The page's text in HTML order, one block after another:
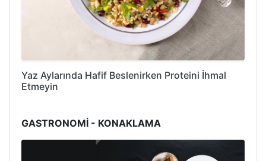
Yaz Aylarında Hafif Beslenirken Proteini İhmal
Etmeyin
GASTRONOMİ - KONAKLAMA